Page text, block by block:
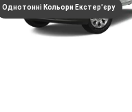
Однотонні Кольори Екстер'єру